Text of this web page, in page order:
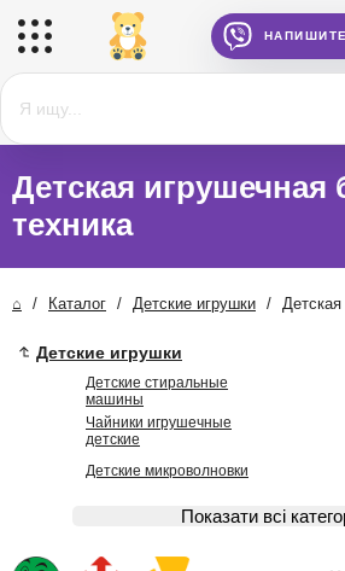
Детская игрушечная
техника
⌂ / Каталог / Детские игрушки /
Детские игрушки
Детские стиральные
машины
Чайники игрушечные
детские
Детские микроволновки
Показати всі